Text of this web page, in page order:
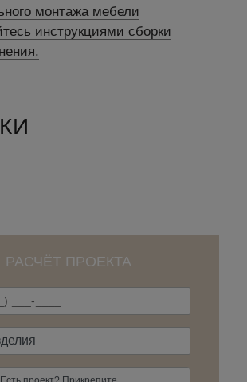
монтажа мебели
инструкциями сборки
РАСЧЁТ ПРОЕКТА